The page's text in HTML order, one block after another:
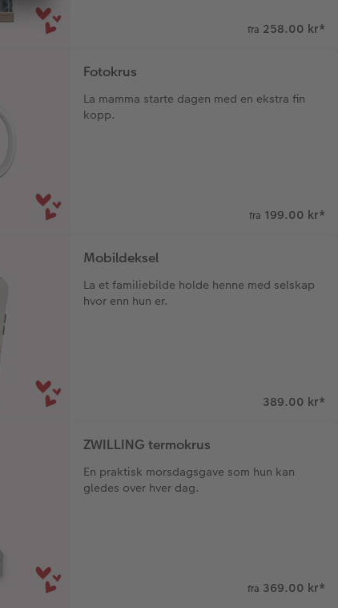
fra 258.00 kr*
Fotokrus
La mamma starte dagen med en ekstra fin
kopp.
fra 199.00 kr*
Mobildeksel
La et familiebilde holde henne med selskap
hvor enn hun er.
389.00 kr*
ZWILLING termokrus
En praktisk morsdagsgave som hun kan
gledes over hver dag.
fra 369.00 kr*